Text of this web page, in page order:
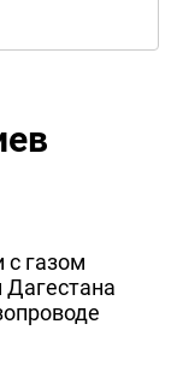
газом
Дагестана